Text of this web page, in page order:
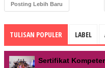
Posting Lebih Baru
TULISAN POPULER LABEL
Sertifikat